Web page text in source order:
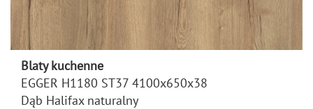
Blaty kuchenne
EGGER H1180 ST37 4100x650x38
Dąb Halifax naturalny